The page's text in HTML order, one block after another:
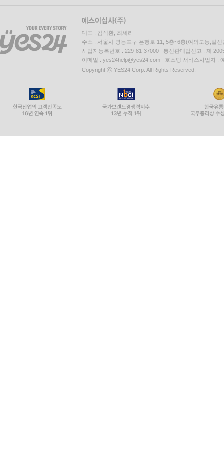
대표 : 김석환, 최세라
주소 : 서울시 영등포구 은행로 11, 5층~6층(여의도동,일신
사업자등록번호 : 229-81-37000 통신판매업신고 : 제
이메일 : yes24help@yes24.com 호스팅 서비스사업자 :
Copyright ⓒ YES24 Corp. All Rights Reserved.